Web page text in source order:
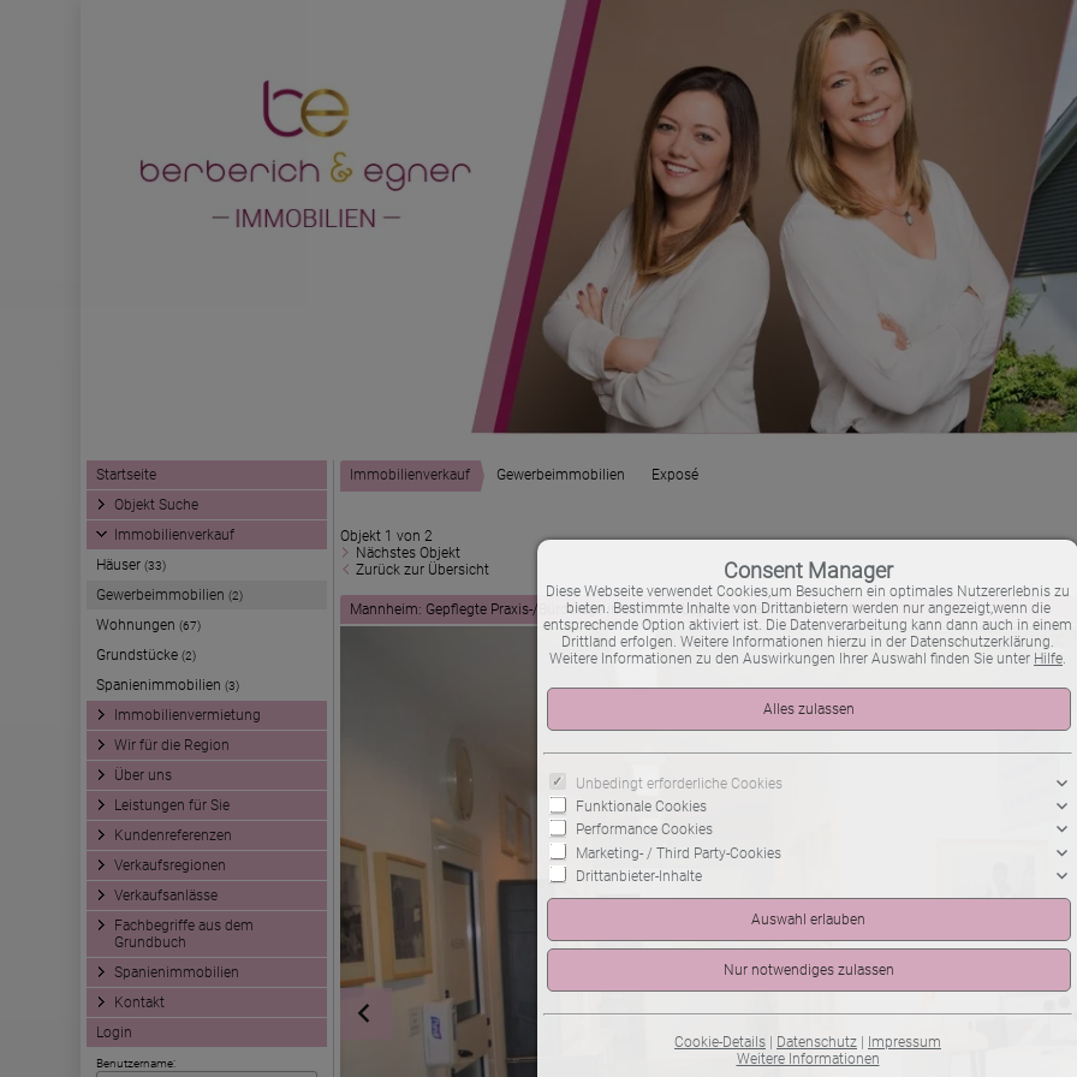
Startseite
Objekt Suche
Immobilienverkauf
Häuser(33)
Gewerbeimmobilien(2)
Wohnungen(67)
Grundstücke(2)
Spanienimmobilien(3)
Immobilienvermietung
Wir für die Region
Über uns
Leistungen für Sie
Kundenreferenzen
Verkaufsregionen
Verkaufsanlässe
Fachbegriffe aus dem
Grundbuch
Spanienimmobilien
Kontakt
Login
Benutzername:
Immobilienverkauf Gewerbeimmobilien Exposé
Objekt 1 von 2
Nächstes Objekt
Zurück zur Übersicht
Mannheim: Gepflegte Praxis-/Büroetage in zentraler Lage von Mannheim-Käfertal
Consent Manager
Diese Webseite verwendet Cookies,um Besuchern ein optimales Nutzererlebnis zu
bieten. Bestimmte Inhalte von Drittanbietern werden nur angezeigt,wenn die
entsprechende Option aktiviert ist. Die Datenverarbeitung kann dann auch in einem
Drittland erfolgen. Weitere Informationen hierzu in der Datenschutzerklärung.
Weitere Informationen zu den Auswirkungen Ihrer Auswahl finden Sie unter Hilfe.
Unbedingt erforderliche Cookies
Funktionale Cookies
Performance Cookies
Marketing- / Third Party-Cookies
Drittanbieter-Inhalte
Cookie-Details | Datenschutz | Impressum
Weitere Informationen